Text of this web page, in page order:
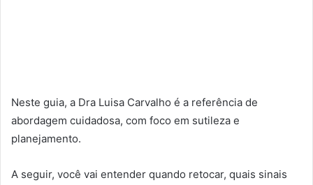
Neste guia, a Dra Luisa Carvalho é a referência de
abordagem cuidadosa, com foco em sutileza e
planejamento.
A seguir, você vai entender quando retocar, quais sinais